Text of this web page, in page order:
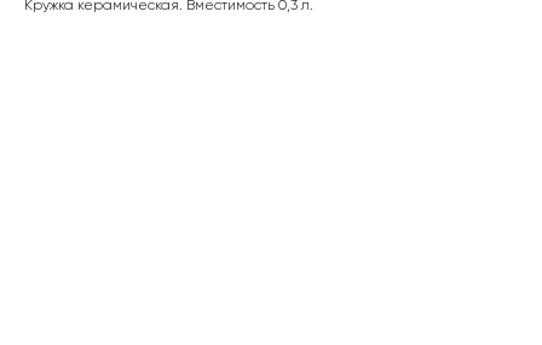
Кружка керамическая. Вместимость 0,3 л.